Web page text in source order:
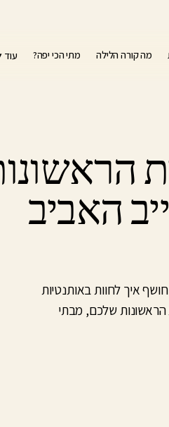
מה קורה הלילה מתי הכי יפה? עוד
השעות
האביב
איך לחוות באותנטיות
הייחודית של העיר ב-24 השעות הראשונות שלכם, מבתי